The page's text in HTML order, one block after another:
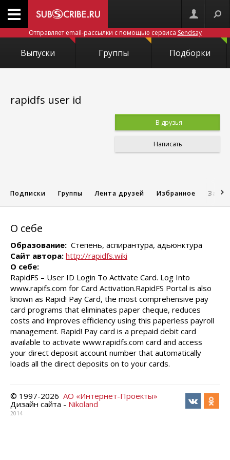
Отправляет email-рассылки с помощью сервиса Sendsay
Выпуски Группы Подборки
rapidfs user id
В друзья
Написать
Подписки Группы Лента друзей Избранное
О себе
Образование: Степень, аспирантура, адьюнктура
Сайт автора: http://rapidfs.wiki
О себе:
RapidFS – User ID Login To Activate Card. Log Into
www.rapifs.com for Card Activation.RapidFS Portal is also
known as Rapid! Pay Card, the most comprehensive pay
card programs that eliminates paper cheque, reduces
costs and improves efficiency using this paperless payroll
management. Rapid! Pay card is a prepaid debit card
available to activate www.rapidfs.com card and access
your direct deposit account number that automatically
loads all the direct deposits on to your cards.
© 1997-2026 АО «Интернет-Проекты»
Дизайн сайта - Nikoland
2014